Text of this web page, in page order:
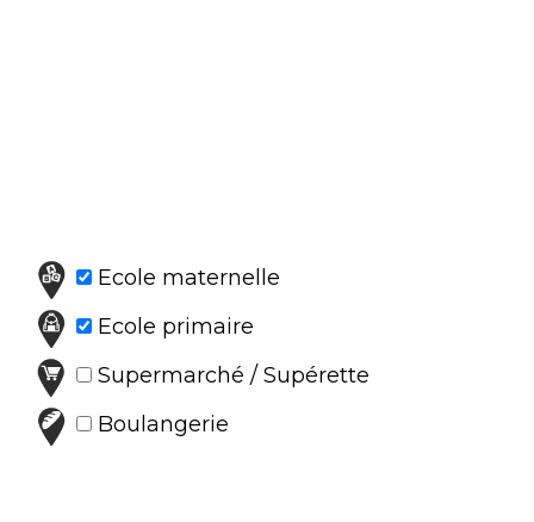
Ecole maternelle
Ecole primaire
Supermarché / Supérette
Boulangerie